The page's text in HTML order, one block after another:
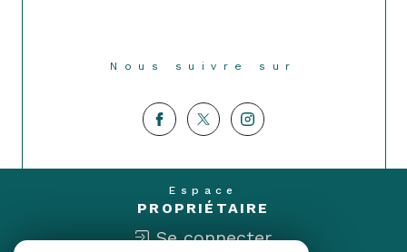
Nous suivre sur
Espace
PROPRIÉTAIRE
Se connecter